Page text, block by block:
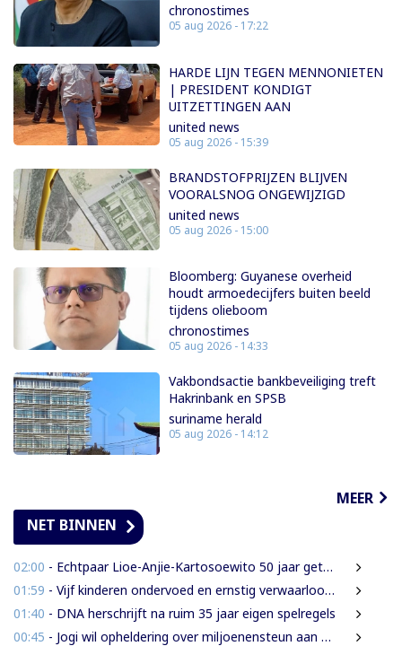
chronostimes
05 aug 2026 - 17:22
HARDE LIJN TEGEN MENNONIETEN
| PRESIDENT KONDIGT
UITZETTINGEN AAN
united news
05 aug 2026 - 15:39
BRANDSTOFPRIJZEN BLIJVEN
VOORALSNOG ONGEWIJZIGD
united news
05 aug 2026 - 15:00
Bloomberg: Guyanese overheid
houdt armoedecijfers buiten beeld
tijdens olieboom
chronostimes
05 aug 2026 - 14:33
Vakbondsactie bankbeveiliging treft
Hakrinbank en SPSB
suriname herald
05 aug 2026 - 14:12
MEER
NET BINNEN
02:00 - Echtpaar Lioe-Anjie-Kartosoewito 50 jaar getrouwd
01:59 - Vijf kinderen ondervoed en ernstig verwaarloosd: 2,5 jaar cel geëist tegen vader
01:40 - DNA herschrijft na ruim 35 jaar eigen spelregels
00:45 - Jogi wil opheldering over miljoenensteun aan SLM en de resultaten daarvan